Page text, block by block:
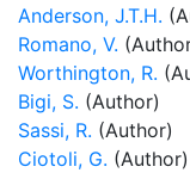
Anderson, J.T.H.
Romano, V.
Worthington, R.
Bigi, S. (Author)
Sassi, R. (Author)
Ciotoli, G. (Author)